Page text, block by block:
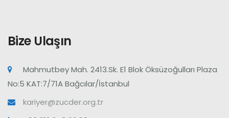
Bize Ulaşın
Mahmutbey Mah. 2413.Sk. E1 Blok Öksüzoğulları Plaza
No:5 KAT:7/71A Bağcılar/İstanbul
kariyer@zucder.org.tr